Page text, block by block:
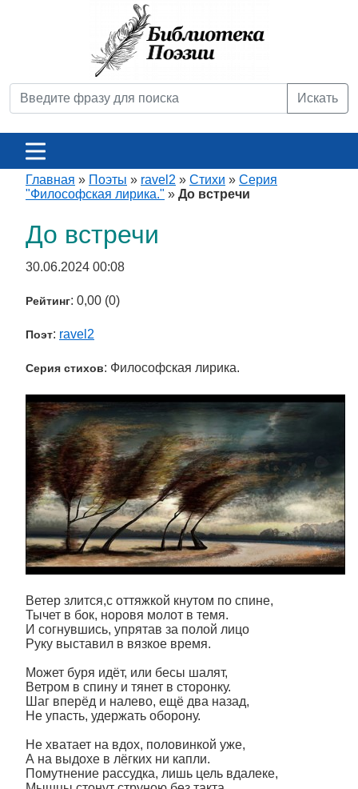
Искать
Главная » Поэты » ravel2 » Стихи » Серия
"Философская лирика." » До встречи
До встречи
30.06.2024 00:08
Рейтинг: 0,00 (0)
Поэт: ravel2
Серия стихов: Философская лирика.
Ветер злится,с оттяжкой кнутом по спине,
Тычет в бок, норовя молот в темя.
И согнувшись, упрятав за полой лицо
Руку выставил в вязкое время.
Может буря идёт, или бесы шалят,
Ветром в спину и тянет в сторонку.
Шаг вперёд и налево, ещё два назад,
Не упасть, удержать оборону.
Не хватает на вдох, половинкой уже,
А на выдохе в лёгких ни капли.
Помутнение рассудка, лишь цель вдалеке,